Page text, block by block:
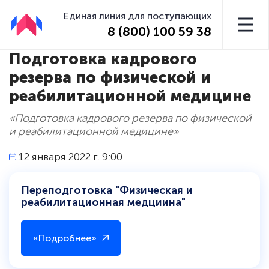
Единая линия для поступающих
8 (800) 100 59 38
Подготовка кадрового
резерва по физической и
реабилитационной медицине
«Подготовка кадрового резерва по физической
и реабилитационной медицине»
12 января 2022 г. 9:00
Переподготовка "Физическая и
реабилитационная медциина"
«Подробнее»